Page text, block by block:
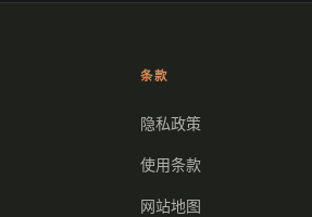
条款
隐私政策
使用条款
网站地图